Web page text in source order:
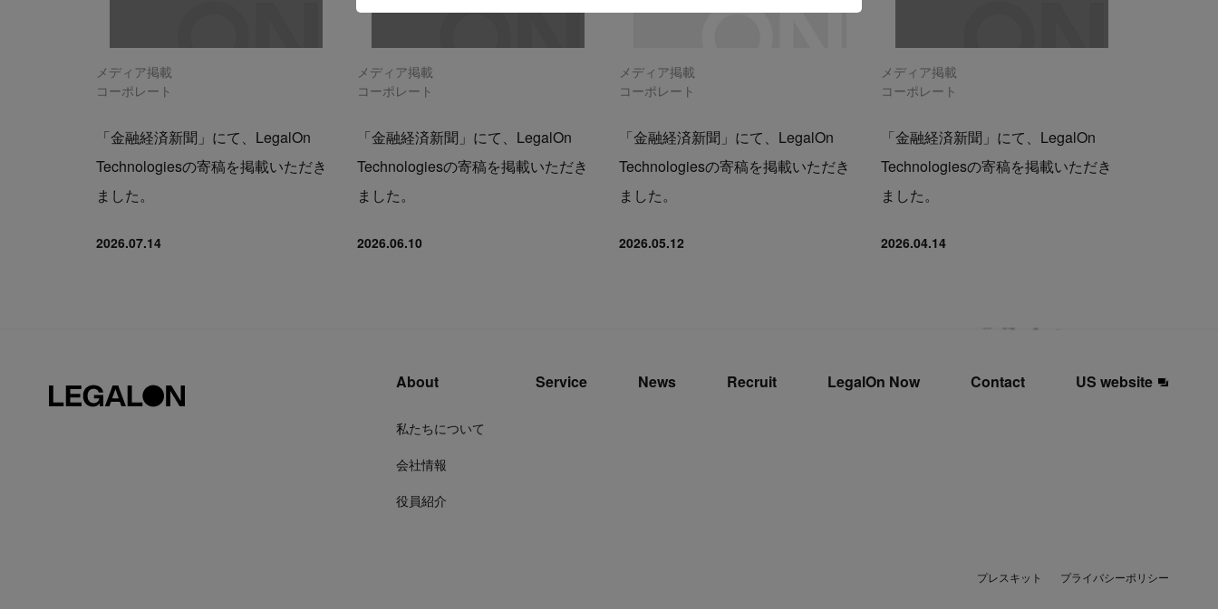
メディア掲載
コーポレート
「金融経済新聞」にて、LegalOn
Technologiesの寄稿を掲載いただき
ました。
2026.07.14
メディア掲載
コーポレート
「金融経済新聞」にて、LegalOn
Technologiesの寄稿を掲載いただき
ました。
2026.06.10
メディア掲載
コーポレート
「金融経済新聞」にて、LegalOn
Technologiesの寄稿を掲載いただき
ました。
2026.05.12
メディア掲載
コーポレート
「金融経済新聞」にて、LegalOn
Technologiesの寄稿を掲載いただき
ました。
2026.04.14
About
私たちについて
会社情報
役員紹介
Service News Recruit LegalOn Now Contact US website
プレスキット プライバシーポリシー